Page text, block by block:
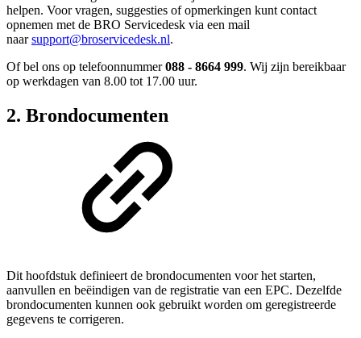
helpen. Voor vragen, suggesties of opmerkingen kunt contact
opnemen met de BRO Servicedesk via een mail
naarsupport@broservicedesk.nl.
Of bel ons op telefoonnummer088 - 8664 999. Wij zijn bereikbaar
op werkdagen van 8.00 tot 17.00 uur.
2. Brondocumenten
Dit hoofdstuk definieert de brondocumenten voor het starten,
aanvullen en beëindigen van de registratie van een EPC. Dezelfde
brondocumenten kunnen ook gebruikt worden om geregistreerde
gegevens te corrigeren.